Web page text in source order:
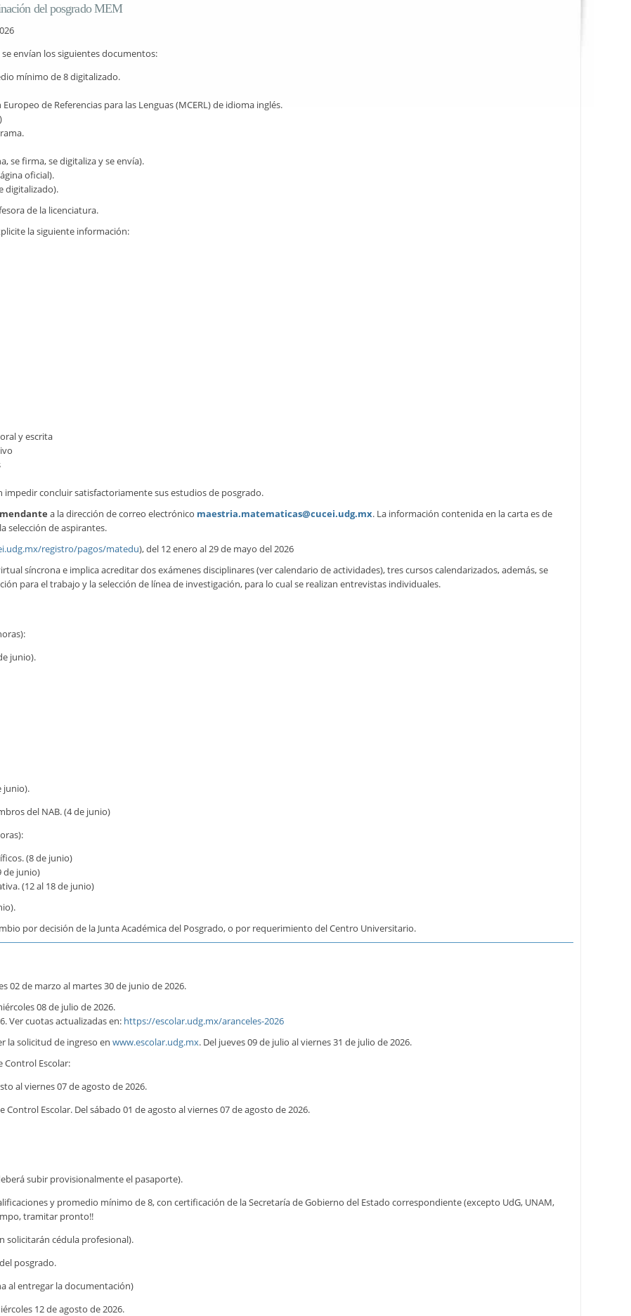
del posgrado MEM
envían los siguientes documentos:
mínimo de 8 digitalizado.
de Referencias para las Lenguas (MCERL) de idioma inglés.
se firma, se digitaliza y se envía).
oficial).
digitalizado).
de la licenciatura.
la siguiente información:
y escrita
concluir satisfactoriamente sus estudios de posgrado.
a la dirección de correo electrónico maestria.matematicas@cucei.udg.mx. La información contenida en la carta es de
selección de aspirantes.
registro/pagos/matedu), del 12 enero al 29 de mayo del 2026
síncrona e implica acreditar dos exámenes disciplinares (ver calendario de actividades), tres cursos calendarizados, además, se
para el trabajo y la selección de línea de investigación, para lo cual se realizan entrevistas individuales.
junio).
junio).
del NAB. (4 de junio)
(8 de junio)
de junio)
(12 al 18 de junio)
por decisión de la Junta Académica del Posgrado, o por requerimiento del Centro Universitario.
02 de marzo al martes 30 de junio de 2026.
08 de julio de 2026.
Ver cuotas actualizadas en: https://escolar.udg.mx/aranceles-2026
la solicitud de ingreso en www.escolar.udg.mx. Del jueves 09 de julio al viernes 31 de julio de 2026.
Escolar:
al viernes 07 de agosto de 2026.
Escolar. Del sábado 01 de agosto al viernes 07 de agosto de 2026.
subir provisionalmente el pasaporte).
y promedio mínimo de 8, con certificación de la Secretaría de Gobierno del Estado correspondiente (excepto UdG, UNAM,
tramitar pronto!!
solicitarán cédula profesional).
posgrado.
al entregar la documentación)
12 de agosto de 2026.